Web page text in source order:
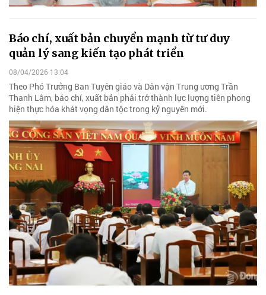
Báo chí, xuất bản chuyển mạnh từ tư duy
quản lý sang kiến tạo phát triển
08/04/2026 13:04
Theo Phó Trưởng Ban Tuyên giáo và Dân vận Trung ương Trần
Thanh Lâm, báo chí, xuất bản phải trở thành lực lượng tiên phong
hiện thực hóa khát vọng dân tộc trong kỷ nguyên mới.